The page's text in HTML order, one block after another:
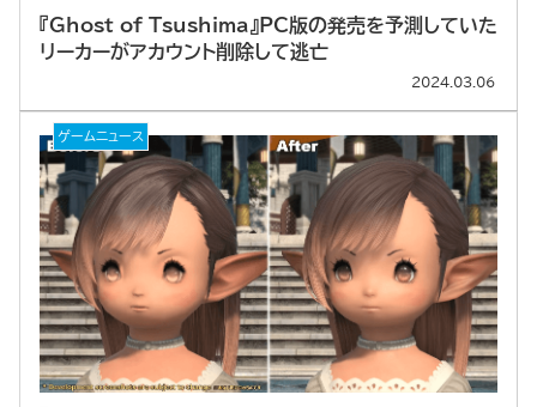
『Ghost of Tsushima』PC版の発売を予測していた
リーカーがアカウント削除して逃亡
2024.03.06
ゲームニュース